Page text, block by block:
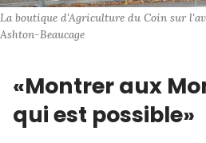
La boutique d'Agriculture du Coin sur
Ashton-Beaucage
«Montrer aux
qui est possible»